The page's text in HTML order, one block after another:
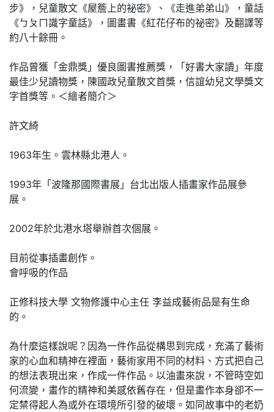
步》，兒童散文《屋簷上的祕密》、《走進弟弟山》，童話
《ㄅㄆㄇ識字童話》，圖畫書《紅花仔布的祕密》及翻譯等
約八十餘冊。
作品曾獲「金鼎獎」優良圖書推薦獎，「好書大家讀」年度
最佳少兒讀物獎，陳國政兒童散文首獎，信誼幼兒文學獎文
字首獎等。＜繪者簡介＞
許文綺
1963年生。雲林縣北港人。
1993年「波隆那國際書展」台北出版人插畫家作品展參
展。
2002年於北港水塔舉辦首次個展。
目前從事插畫創作。
會呼吸的作品
正修科技大學 文物修護中心主任 李益成藝術品是有生命
的。
為什麼這樣說呢？因為一件作品從構思到完成，充滿了藝術
家的心血和精神在裡面，藝術家用不同的材料、方式把自己
的想法表現出來，作成一件作品。以油畫來說，不管時空如
何流變，畫作的精神和美感依舊存在，但是畫作本身卻不一
定禁得起人為或外在環境所引發的破壞。如同故事中的老奶